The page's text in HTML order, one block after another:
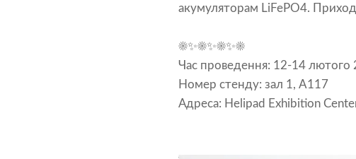
акумуляторам LiFePO4.
☀️✨☀️✨☀️✨☀️
Час проведення: 12-14 лютого
Номер стенду: зал 1, A117
Адреса: Helipad Exhibition